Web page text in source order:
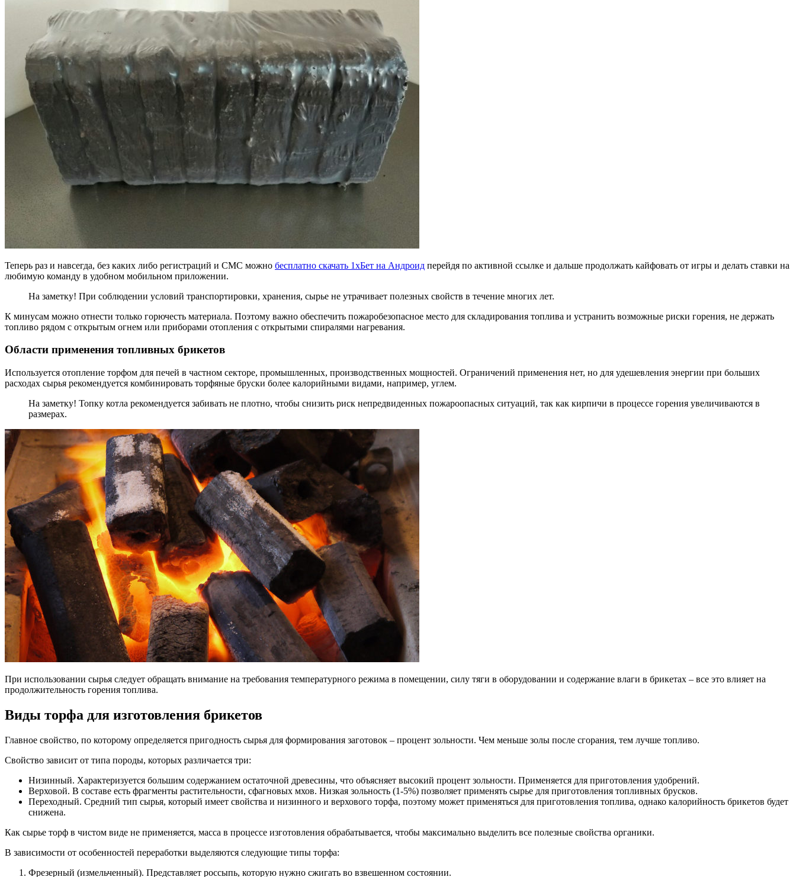
Теперь раз и навсегда, без каких либо регистраций и СМС можно бесплатно скачать 1хБет на Андроид перейдя по активной ссылке и дальше продолжать кайфовать от игры и делать ставки на
любимую команду в удобном мобильном приложении.
На заметку! При соблюдении условий транспортировки, хранения, сырье не утрачивает полезных свойств в течение многих лет.
К минусам можно отнести только горючесть материала. Поэтому важно обеспечить пожаробезопасное место для складирования топлива и устранить возможные риски горения, не держать
топливо рядом с открытым огнем или приборами отопления с открытыми спиралями нагревания.
Области применения топливных брикетов
Используется отопление торфом для печей в частном секторе, промышленных, производственных мощностей. Ограничений применения нет, но для удешевления энергии при больших
расходах сырья рекомендуется комбинировать торфяные бруски более калорийными видами, например, углем.
На заметку! Топку котла рекомендуется забивать не плотно, чтобы снизить риск непредвиденных пожароопасных ситуаций, так как кирпичи в процессе горения увеличиваются в
размерах.
При использовании сырья следует обращать внимание на требования температурного режима в помещении, силу тяги в оборудовании и содержание влаги в брикетах – все это влияет на
продолжительность горения топлива.
Виды торфа для изготовления брикетов
Главное свойство, по которому определяется пригодность сырья для формирования заготовок – процент зольности. Чем меньше золы после сгорания, тем лучше топливо.
Свойство зависит от типа породы, которых различается три:
Низинный. Характеризуется большим содержанием остаточной древесины, что объясняет высокий процент зольности. Применяется для приготовления удобрений.
Верховой. В составе есть фрагменты растительности, сфагновых мхов. Низкая зольность (1-5%) позволяет применять сырье для приготовления топливных брусков.
Переходный. Средний тип сырья, который имеет свойства и низинного и верхового торфа, поэтому может применяться для приготовления топлива, однако калорийность брикетов будет
снижена.
Как сырье торф в чистом виде не применяется, масса в процессе изготовления обрабатывается, чтобы максимально выделить все полезные свойства органики.
В зависимости от особенностей переработки выделяются следующие типы торфа:
Фрезерный (измельченный). Представляет россыпь, которую нужно сжигать во взвешенном состоянии.